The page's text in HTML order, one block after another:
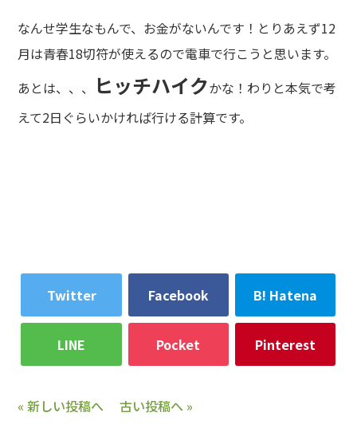
なんせ学生なもんで、お金がないんです！とりあえず12
月は青春18切符が使えるので電車で行こうと思います。
あとは、、、
ヒッチハイクかな！わりと本気で考
えて2日ぐらいかければ行ける計算です。
Twitter Facebook B! Hatena
LINE Pocket Pinterest
« 新しい投稿へ 古い投稿へ »